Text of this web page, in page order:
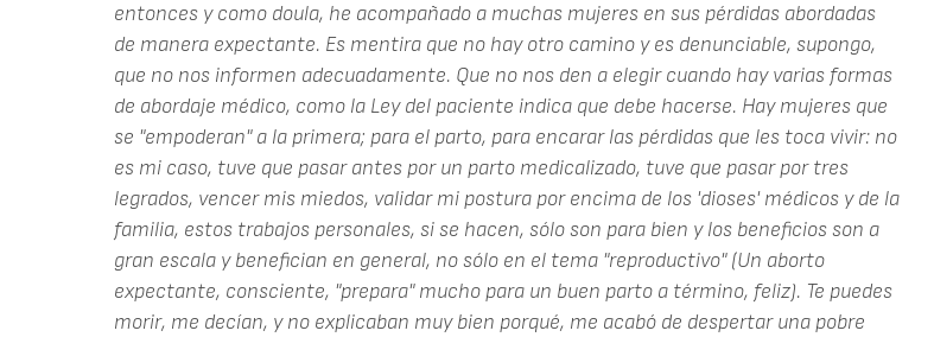
entonces y como doula, he acompañado a muchas mujeres en sus pérdidas abordadas
de manera expectante. Es mentira que no hay otro camino y es denunciable, supongo,
que no nos informen adecuadamente. Que no nos den a elegir cuando hay varias formas
de abordaje médico, como la Ley del paciente indica que debe hacerse. Hay mujeres que
se "empoderan" a la primera; para el parto, para encarar las pérdidas que les toca vivir: no
es mi caso, tuve que pasar antes por un parto medicalizado, tuve que pasar por tres
legrados, vencer mis miedos, validar mi postura por encima de los 'dioses' médicos y de la
familia, estos trabajos personales, si se hacen, sólo son para bien y los beneficios son a
gran escala y benefician en general, no sólo en el tema "reproductivo" (Un aborto
expectante, consciente, "prepara" mucho para un buen parto a término, feliz). Te puedes
morir, me decían, y no explicaban muy bien porqué, me acabó de despertar una pobre